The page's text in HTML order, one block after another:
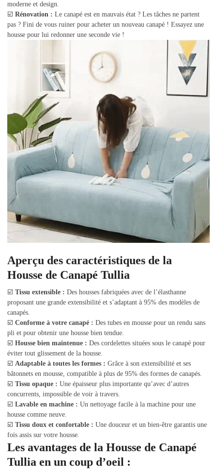
moderne et design.
☑️ Rénovation : Le canapé est en mauvais état ? Les tâches ne partent
pas ? Fini de vous ruiner pour acheter un nouveau canapé ! Essayez une
housse pour lui redonner une seconde vie !
Aperçu des caractéristiques de la
Housse de Canapé Tullia
☑️ Tissu extensible : Des housses fabriquées avec de l’élasthanne
proposant une grande extensibilité et s’adaptant à 95% des modèles de
canapés.
☑️ Conforme à votre canapé : Des tubes en mousse pour un rendu sans
pli et pour obtenir une housse bien tendue.
☑️ Housse bien maintenue : Des cordelettes situées sous le canapé pour
éviter tout glissement de la housse.
☑️ Adaptable à toutes les formes : Grâce à son extensibilité et ses
bâtonnets en mousse, compatible à plus de 95% des formes de canapés.
☑️ Tissu opaque : Une épaisseur plus importante qu’avec d’autres
concurrents, impossible de voir à travers.
☑️ Lavable en machine : Un nettoyage facile à la machine pour une
housse comme neuve.
☑️ Tissu doux et confortable : Une douceur et un bien-être garantis une
fois assis sur votre housse.
Les avantages de la Housse de Canapé
Tullia en un coup d’oeil :